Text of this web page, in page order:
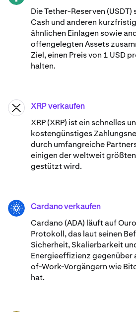
Die Tether-Reserven (USDT)
Cash und anderen
ähnlichen Einlagen sowie
offengelegten Assets
Ziel, einen Preis von 1 USD
halten.
XRP XRP verkaufen
XRP (XRP) ist ein schnelles
kostengünstiges
durch umfangreiche
einigen der weltweit
gestützt wird.
ADA Cardano verkaufen
Cardano (ADA) ​​läuft auf
Protokoll, das laut seinen
Sicherheit, Skalierbarkeit
Energieeffizienz gegenüber
of-Work-Vorgängern wie
hat.